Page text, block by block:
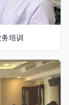
培训